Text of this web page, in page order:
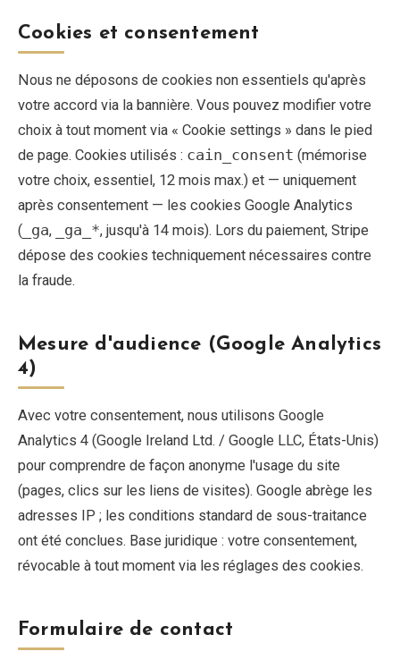
T-Shirts
Fridge Magnets
License Plates
À propos
EN DE ES FR IT
Cookies et consentement
Nous ne déposons de cookies non essentiels qu'après
votre accord via la bannière. Vous pouvez modifier votre
choix à tout moment via « Cookie settings » dans le pied
de page. Cookies utilisés : cain_consent (mémorise
votre choix, essentiel, 12 mois max.) et — uniquement
après consentement — les cookies Google Analytics
( _ga, _ga_*, jusqu'à 14 mois). Lors du paiement, Stripe
dépose des cookies techniquement nécessaires contre
la fraude.
Mesure d'audience (Google Analytics
4)
Avec votre consentement, nous utilisons Google
Analytics 4 (Google Ireland Ltd. / Google LLC, États-Unis)
pour comprendre de façon anonyme l'usage du site
(pages, clics sur les liens de visites). Google abrège les
adresses IP ; les conditions standard de sous-traitance
ont été conclues. Base juridique : votre consentement,
révocable à tout moment via les réglages des cookies.
Formulaire de contact